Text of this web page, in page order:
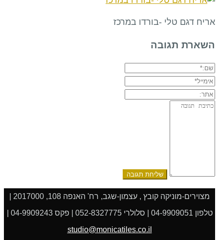
אריח דגם טלי -בורדו במרכז
השארת תגובה
שם:*
אימייל*
אתר:
תגובה:
טלפון 04-9909051 | סלולרי 052-8327775 | פקס 04-9909243 |
studio@monicatiles.co.il